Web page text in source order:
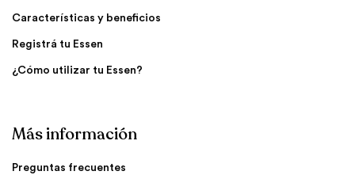
Características y beneficios
Registrá tu Essen
¿Cómo utilizar tu Essen?
Más información
Preguntas frecuentes